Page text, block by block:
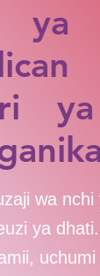
ya
wa
ya dhati.